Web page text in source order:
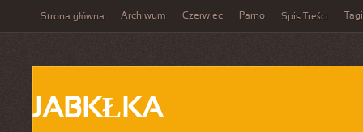
Strona główna Archiwum Czerwiec Parno Spis Treści Tagi
JABKŁKA